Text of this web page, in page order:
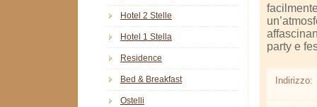
party e
Indirizzo:
Hotel 2 Stelle
Hotel 1 Stella
Residence
Bed & Breakfast
Ostelli